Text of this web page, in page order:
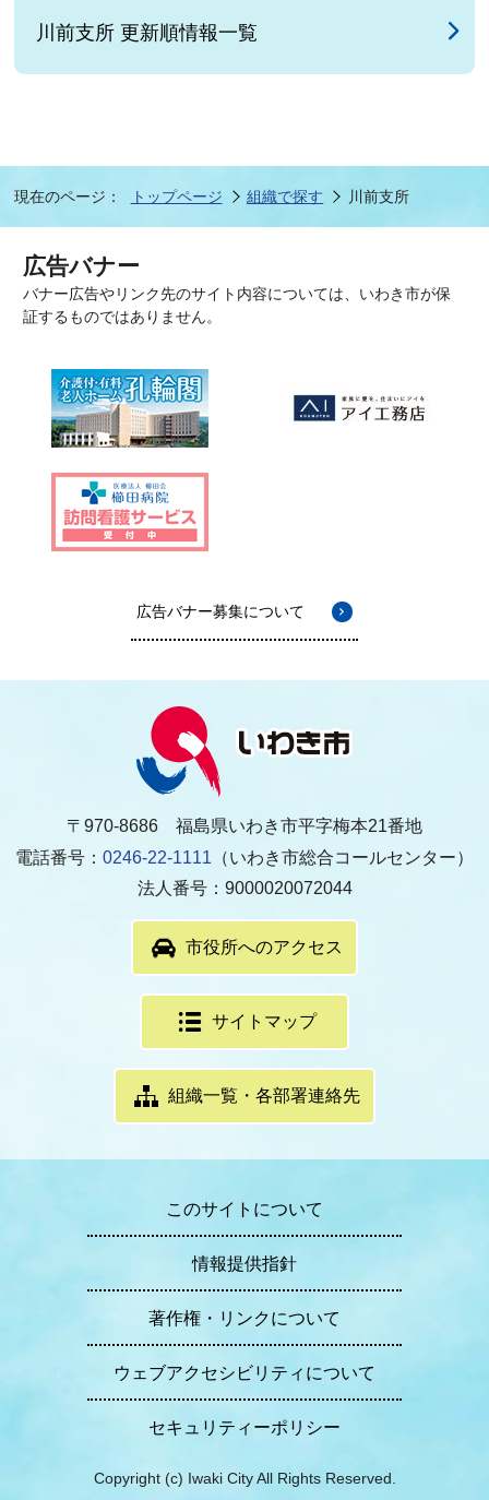
川前支所 更新順情報一覧
現在のページ： トップページ 組織で探す 川前支所
広告バナー
バナー広告やリンク先のサイト内容については、いわき市が保
証するものではありません。
広告バナー募集について
〒970-8686 福島県いわき市平字梅本21番地
電話番号： 0246-22-1111 （いわき市総合コールセンター）
法人番号：9000020072044
市役所へのアクセス
サイトマップ
組織一覧・各部署連絡先
このサイトについて
情報提供指針
著作権・リンクについて
ウェブアクセシビリティについて
セキュリティーポリシー
Copyright (c) Iwaki City All Rights Reserved.